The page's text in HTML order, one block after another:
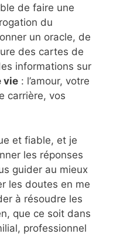
de faire une
du
un oracle, de
des cartes de
informations sur
vie : l’amour, votre
carrière, vos
et fiable, et je
les réponses
guider au mieux
les doutes en me
à résoudre les
que ce soit dans
professionnel